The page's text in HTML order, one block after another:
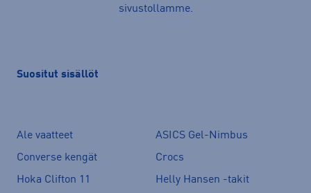
sivustollamme.
Suositut sisällöt
Ale vaatteet
ASICS Gel-Nimbus
Converse kengät
Crocs
Hoka Clifton 11
Helly Hansen -takit